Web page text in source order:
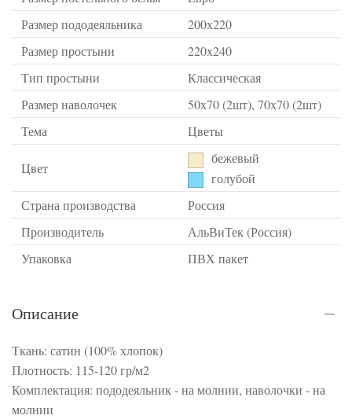
Размер пододеяльника
200х220
Размер простыни
220х240
Тип простыни
Классическая
Размер наволочек
50х70 (2шт), 70х70 (2шт)
Тема
Цветы
Цвет
бежевый
голубой
Страна производства
Россия
Производитель
АльВиТек (Россия)
Упаковка
ПВХ пакет
Описание
Ткань: сатин (100% хлопок)
Плотность: 115-120 гр/м2
Комплектация: пододеяльник - на молнии, наволочки - на
молнии